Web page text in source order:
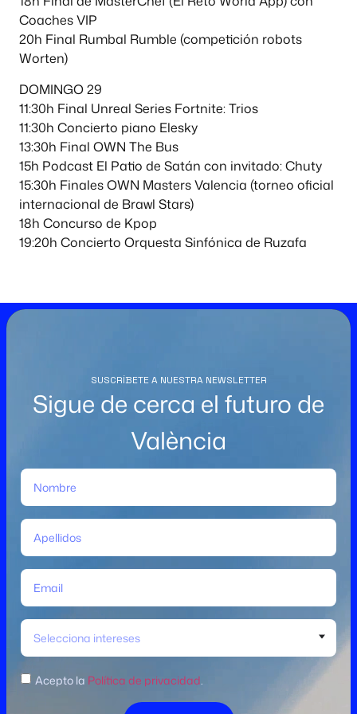
Coaches VIP
20h Final Rumbal Rumble (competición robots
Worten)
DOMINGO 29
11:30h Final Unreal Series Fortnite: Trios
11:30h Concierto piano Elesky
13:30h Final OWN The Bus
15h Podcast El Patio de Satán con invitado: Chuty
15:30h Finales OWN Masters Valencia (torneo oficial
internacional de Brawl Stars)
18h Concurso de Kpop
19:20h Concierto Orquesta Sinfónica de Ruzafa
SUSCRÍBETE A NUESTRA NEWSLETTER
Sigue de cerca el futuro de
València
Selecciona intereses
Acepto la Política de privacidad.